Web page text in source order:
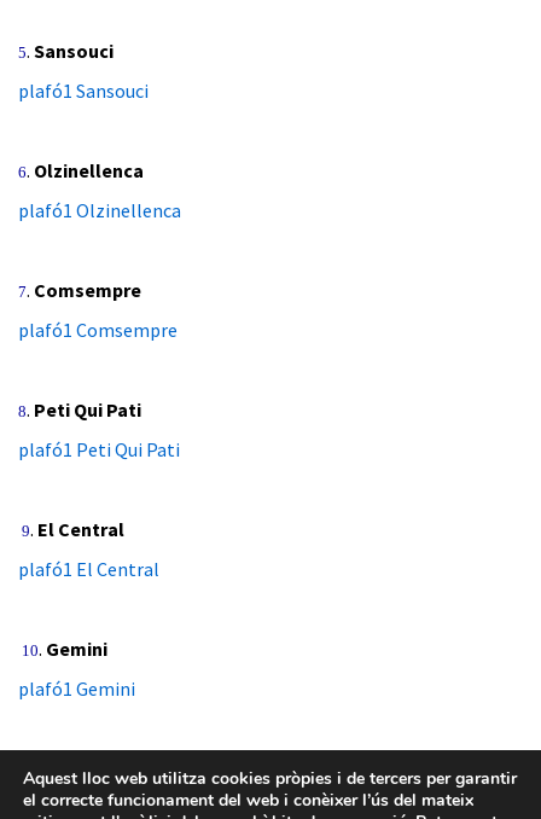
5. Sansouci
plafó1 Sansouci
6. Olzinellenca
plafó1 Olzinellenca
7. Comsempre
plafó1 Comsempre
8. Peti Qui Pati
plafó1 Peti Qui Pati
9. El Central
plafó1 El Central
10. Gemini
plafó1 Gemini
Aquest lloc web utilitza cookies pròpies i de tercers per garantir
el correcte funcionament del web i conèixer l’ús del mateix